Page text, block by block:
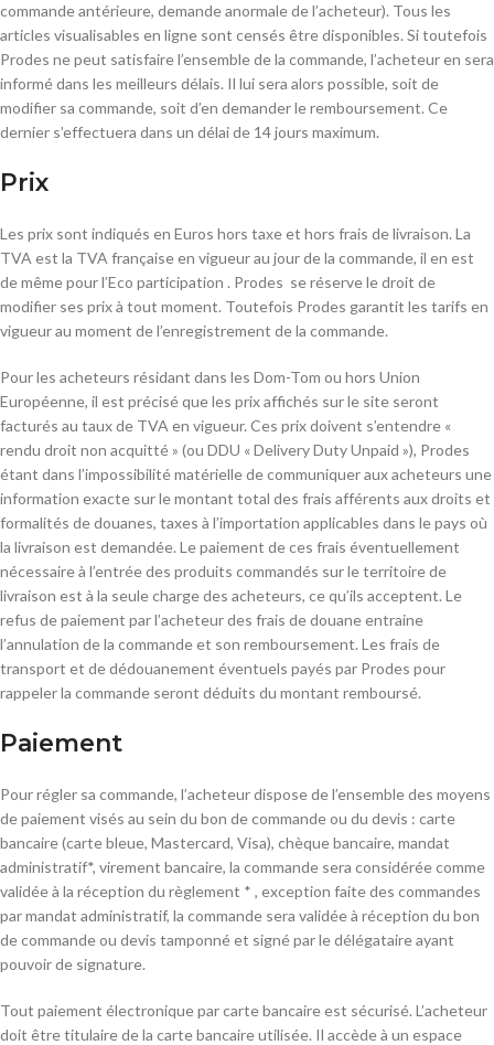
commande antérieure, demande anormale de l’acheteur). Tous les
articles visualisables en ligne sont censés être disponibles. Si toutefois
Prodes ne peut satisfaire l’ensemble de la commande, l’acheteur en sera
informé dans les meilleurs délais. Il lui sera alors possible, soit de
modifier sa commande, soit d’en demander le remboursement. Ce
dernier s’effectuera dans un délai de 14 jours maximum.
Prix
Les prix sont indiqués en Euros hors taxe et hors frais de livraison. La
TVA est la TVA française en vigueur au jour de la commande, il en est
de même pour l’Eco participation . Prodes se réserve le droit de
modifier ses prix à tout moment. Toutefois Prodes garantit les tarifs en
vigueur au moment de l’enregistrement de la commande.
Pour les acheteurs résidant dans les Dom-Tom ou hors Union
Européenne, il est précisé que les prix affichés sur le site seront
facturés au taux de TVA en vigueur. Ces prix doivent s’entendre «
rendu droit non acquitté » (ou DDU « Delivery Duty Unpaid »), Prodes
étant dans l’impossibilité matérielle de communiquer aux acheteurs une
information exacte sur le montant total des frais afférents aux droits et
formalités de douanes, taxes à l’importation applicables dans le pays où
la livraison est demandée. Le paiement de ces frais éventuellement
nécessaire à l’entrée des produits commandés sur le territoire de
livraison est à la seule charge des acheteurs, ce qu’ils acceptent. Le
refus de paiement par l’acheteur des frais de douane entraine
l’annulation de la commande et son remboursement. Les frais de
transport et de dédouanement éventuels payés par Prodes pour
rappeler la commande seront déduits du montant remboursé.
Paiement
Pour régler sa commande, l’acheteur dispose de l’ensemble des moyens
de paiement visés au sein du bon de commande ou du devis : carte
bancaire (carte bleue, Mastercard, Visa), chèque bancaire, mandat
administratif*, virement bancaire, la commande sera considérée comme
validée à la réception du règlement * , exception faite des commandes
par mandat administratif, la commande sera validée à réception du bon
de commande ou devis tamponné et signé par le délégataire ayant
pouvoir de signature.
Tout paiement électronique par carte bancaire est sécurisé. L’acheteur
doit être titulaire de la carte bancaire utilisée. Il accède à un espace